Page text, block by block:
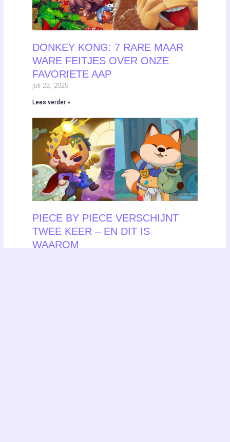
DONKEY KONG: 7 RARE MAAR
WARE FEITJES OVER ONZE
FAVORIETE AAP
juli 22, 2025
Lees verder »
PIECE BY PIECE VERSCHIJNT
TWEE KEER – EN DIT IS
WAAROM